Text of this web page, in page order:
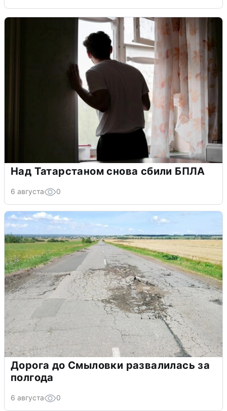
Над Татарстаном снова сбили БПЛА
6 августа 0
Дорога до Смыловки развалилась за
полгода
6 августа 0